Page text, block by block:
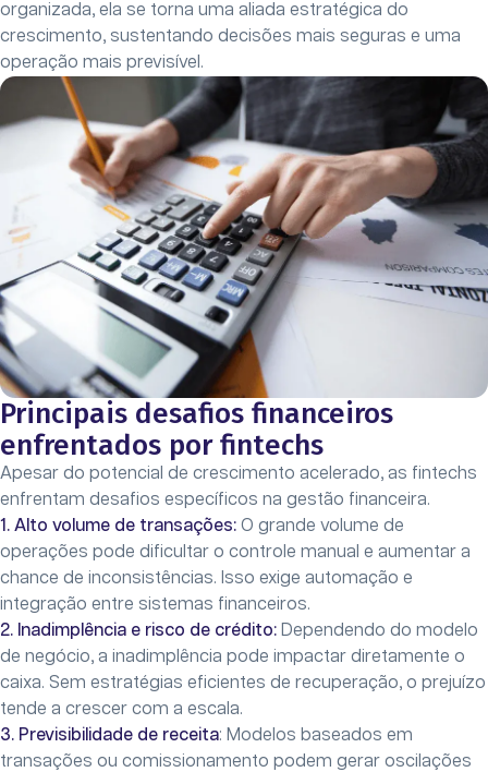
organizada, ela se torna uma aliada estratégica do
crescimento, sustentando decisões mais seguras e uma
operação mais previsível.
Principais desafios financeiros
enfrentados por fintechs
Apesar do potencial de crescimento acelerado, as fintechs
enfrentam desafios específicos na gestão financeira.
1. Alto volume de transações: O grande volume de
operações pode dificultar o controle manual e aumentar a
chance de inconsistências. Isso exige automação e
integração entre sistemas financeiros.
2. Inadimplência e risco de crédito: Dependendo do modelo
de negócio, a inadimplência pode impactar diretamente o
caixa. Sem estratégias eficientes de recuperação, o prejuízo
tende a crescer com a escala.
3. Previsibilidade de receita: Modelos baseados em
transações ou comissionamento podem gerar oscilações